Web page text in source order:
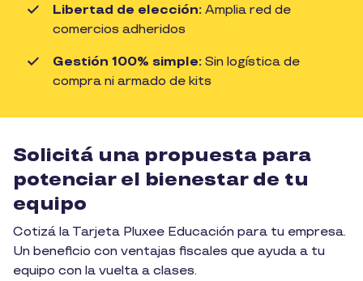
Libertad de elección: Amplia red de
comercios adheridos
Gestión 100% simple: Sin logística de
compra ni armado de kits
Solicitá una propuesta para
potenciar el bienestar de tu
equipo
Cotizá la Tarjeta Pluxee Educación para tu empresa.
Un beneficio con ventajas fiscales que ayuda a tu
equipo con la vuelta a clases.